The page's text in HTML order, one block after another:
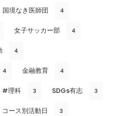
国境なき医師団 4
女子サッカー部 4
4
4 金融教育 4
#理科 3 SDGs有志 3
コース別活動日 3